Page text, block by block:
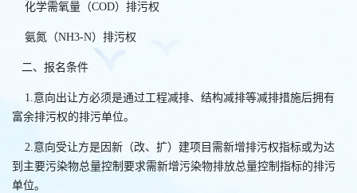
化学需氧量（COD）排污权
氨氮（NH3-N）排污权
二、报名条件
1.意向出让方必须是通过工程减排、结构减排等减排措施后拥有
富余排污权的排污单位。
2.意向受让方是因新（改、扩）建项目需新增排污权指标或为达
到主要污染物总量控制要求需新增污染物排放总量控制指标的排污
单位。